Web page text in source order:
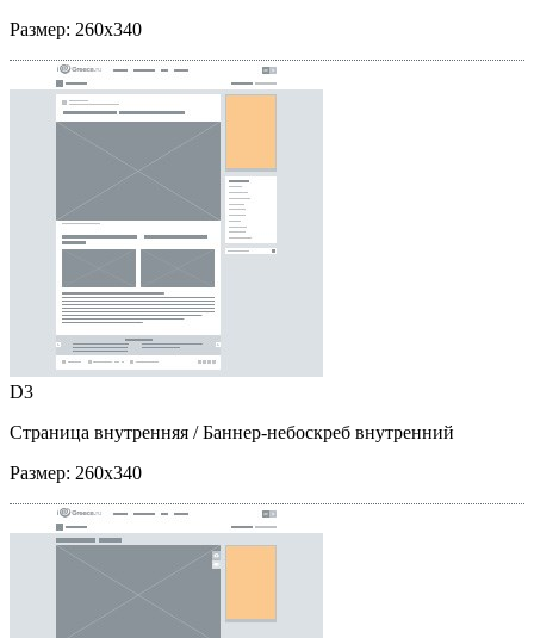
Размер: 260x340
D3
Страница внутренняя / Баннер-небоскреб внутренний
Размер: 260x340